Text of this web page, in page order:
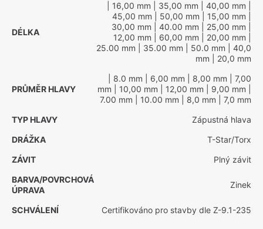
DÉLKA
| 16,00 mm | 35,00 mm | 40,00 mm
45,00 mm | 50,00 mm | 15,00 mm
30,00 mm | 40.00 mm | 25,00 mm
12,00 mm | 60,00 mm | 20,00 mm
25.00 mm | 35.00 mm | 50.0 mm | 40,0
mm | 20,0 mm
PRŮMĚR HLAVY
| 8.0 mm | 6,00 mm | 8,00 mm | 7,00
mm | 10,00 mm | 12,00 mm | 9,00 mm
7.00 mm | 10.00 mm | 8,0 mm | 7,0 mm
TYP HLAVY
Zápustná hlava
DRÁŽKA
T-Star/Torx
ZÁVIT
Plný závit
BARVA/POVRCHOVÁ
ÚPRAVA
Zinek
SCHVÁLENÍ Certifikováno pro stavby dle Z-9.1-235